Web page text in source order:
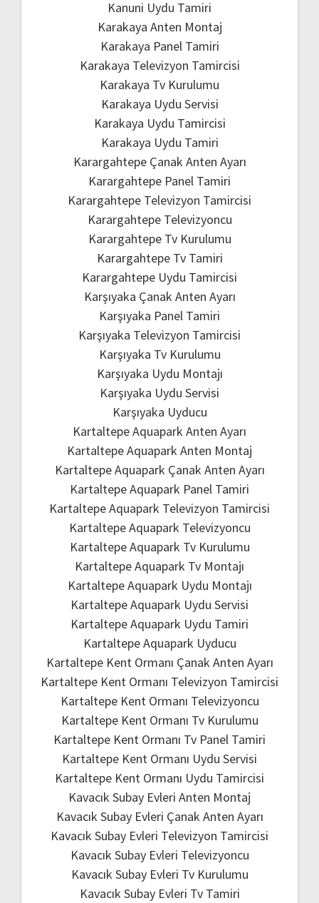
Kanuni Uydu Tamiri
Karakaya Anten Montaj
Karakaya Panel Tamiri
Karakaya Televizyon Tamircisi
Karakaya Tv Kurulumu
Karakaya Uydu Servisi
Karakaya Uydu Tamircisi
Karakaya Uydu Tamiri
Karargahtepe Çanak Anten Ayarı
Karargahtepe Panel Tamiri
Karargahtepe Televizyon Tamircisi
Karargahtepe Televizyoncu
Karargahtepe Tv Kurulumu
Karargahtepe Tv Tamiri
Karargahtepe Uydu Tamircisi
Karşıyaka Çanak Anten Ayarı
Karşıyaka Panel Tamiri
Karşıyaka Televizyon Tamircisi
Karşıyaka Tv Kurulumu
Karşıyaka Uydu Montajı
Karşıyaka Uydu Servisi
Karşıyaka Uyducu
Kartaltepe Aquapark Anten Ayarı
Kartaltepe Aquapark Anten Montaj
Kartaltepe Aquapark Çanak Anten Ayarı
Kartaltepe Aquapark Panel Tamiri
Kartaltepe Aquapark Televizyon Tamircisi
Kartaltepe Aquapark Televizyoncu
Kartaltepe Aquapark Tv Kurulumu
Kartaltepe Aquapark Tv Montajı
Kartaltepe Aquapark Uydu Montajı
Kartaltepe Aquapark Uydu Servisi
Kartaltepe Aquapark Uydu Tamiri
Kartaltepe Aquapark Uyducu
Kartaltepe Kent Ormanı Çanak Anten Ayarı
Kartaltepe Kent Ormanı Televizyon Tamircisi
Kartaltepe Kent Ormanı Televizyoncu
Kartaltepe Kent Ormanı Tv Kurulumu
Kartaltepe Kent Ormanı Tv Panel Tamiri
Kartaltepe Kent Ormanı Uydu Servisi
Kartaltepe Kent Ormanı Uydu Tamircisi
Kavacık Subay Evleri Anten Montaj
Kavacık Subay Evleri Çanak Anten Ayarı
Kavacık Subay Evleri Televizyon Tamircisi
Kavacık Subay Evleri Televizyoncu
Kavacık Subay Evleri Tv Kurulumu
Kavacık Subay Evleri Tv Tamiri